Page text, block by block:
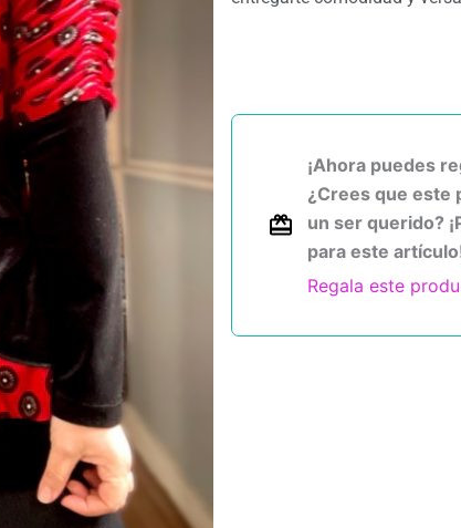
¡Ahora puedes
¿Crees que este
un ser querido?
para este
Regala este